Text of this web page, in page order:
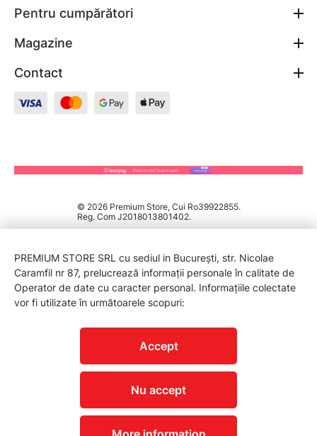
Pentru cumpărători
Magazine
Contact
© 2026 Premium Store, Cui Ro39922855.
Reg. Com J2018013801402.
PREMIUM STORE SRL cu sediul in București, str. Nicolae
Caramfil nr 87, prelucrează informații personale în calitate de
Operator de date cu caracter personal. Informațiile colectate
vor fi utilizate în următoarele scopuri:
Accept
Nu accept